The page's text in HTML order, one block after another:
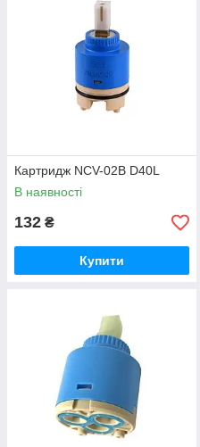
Картридж NCV-02B D40L
В наявності
132 ₴
Купити